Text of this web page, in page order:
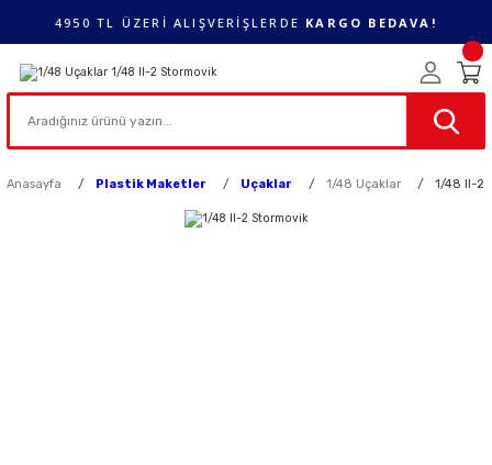
4950 TL ÜZERİ ALIŞVERİŞLERDE KARGO BEDAVA!
Anasayfa Plastik Maketler Uçaklar 1/48 Uçaklar 1/48 Il-2